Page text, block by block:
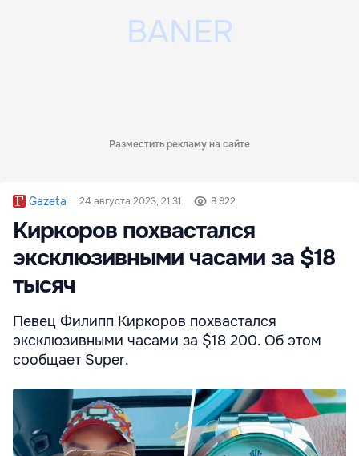
Разместить рекламу на сайте
Gazeta 24 августа 2023, 21:31 8 922
Киркоров похвастался
эксклюзивными часами за $18
тысяч
Певец Филипп Киркоров похвастался
эксклюзивными часами за $18 200. Об этом
сообщает Super.